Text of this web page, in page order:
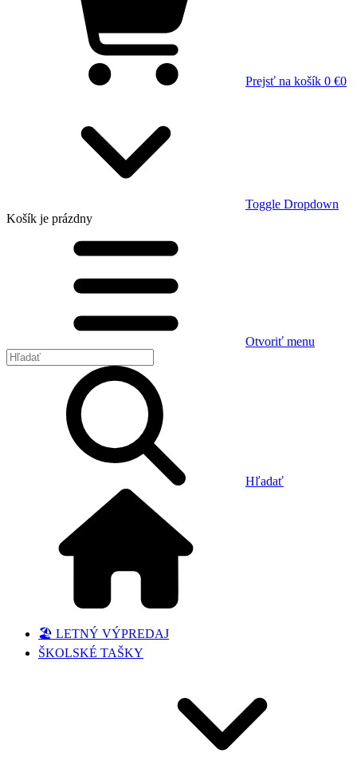
Prejsť na košík 0 €0
Toggle Dropdown
Košík je prázdny
Otvoriť menu
Hľadať
🏖️ LETNÝ VÝPREDAJ
ŠKOLSKÉ TAŠKY